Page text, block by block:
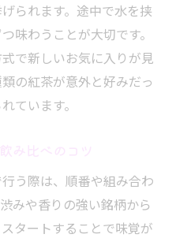
られます。途中で水を挟
味わうことが大切です。
で新しいお気に入りが見
の紅茶が意外と好みだっ
ています。
う際は、順番や組み合わ
みや香りの強い銘柄から
タートすることで味覚が